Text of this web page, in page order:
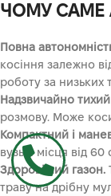
ЧОМУ САМЕ
Повна
косіння залежно
роботу за низьких
Надзвичайно
розмову. Може
Компактний і
вузькі місця від
Здоровіший газон.
траву на дрібну